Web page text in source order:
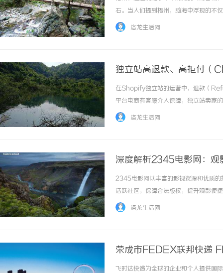
石。当人们提到梧州，脑海中浮现的不
多游客来说，来到梧州不仅是一场味蕾
洛龙生活网
独立站高退款、高拒付（
铺？
在Shopify独立站的运营中，退款（
平台电商有客服介入保障，独立站卖家
支付网关直接关停，导致辛苦搭建的品
洛龙生活网
深度解析2345电影网：观
2345电影网以丰富的影视资源和优质的
活跃社区，保障合法版权，提升观影便
洛龙生活网
荣成市FEDEX联邦快递
效分析
飞时达快递为全球的企业和个人提供国